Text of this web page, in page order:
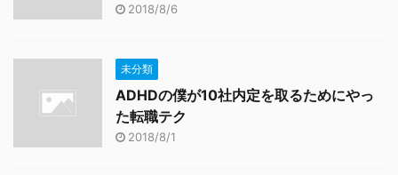
2018/8/6
未分類
ADHDの僕が10社内定を取るためにやっ
た転職テク
2018/8/1